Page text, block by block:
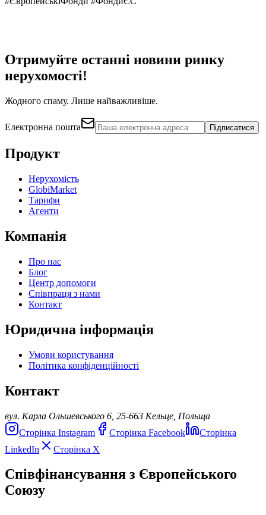
Отримуйте останні новини ринку
нерухомості!
Жодного спаму. Лише найважливіше.
Електронна пошта Підписатися
Продукт
Нерухомість
GlobiMarket
Тарифи
Агенти
Компанія
Про нас
Блог
Центр допомоги
Співпраця з нами
Контакт
Юридична інформація
Умови користування
Політика конфіденційності
Контакт
вул. Карла Ольшевського 6, 25-663 Кельце, Польща
Сторінка Instagram
Сторінка Facebook
Сторінка
LinkedIn
Сторінка X
Співфінансування з Європейського
Союзу